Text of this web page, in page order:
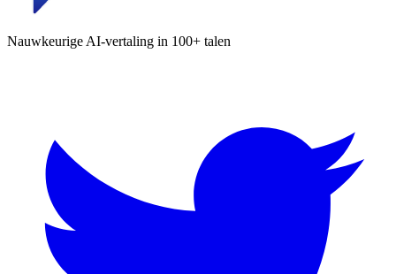
Nauwkeurige AI-vertaling in 100+ talen